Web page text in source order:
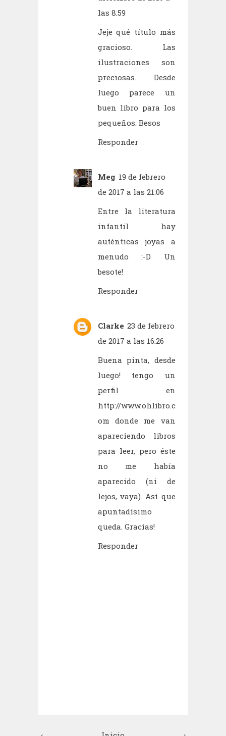
las 8:59
Jeje qué título más
gracioso. Las
ilustraciones son
preciosas. Desde
luego parece un
buen libro para los
pequeños. Besos
Responder
Meg 19 de febrero
de 2017 a las 21:06
Entre la literatura
infantil hay
auténticas joyas a
menudo :-D Un
besote!
Responder
Clarke 23 de febrero
de 2017 a las 16:26
Buena pinta, desde
luego! tengo un
perfil en
http://www.ohlibro.c
om donde me van
apareciendo libros
para leer, pero éste
no me había
aparecido (ni de
lejos, vaya). Así que
apuntadísimo
queda. Gracias!
Responder